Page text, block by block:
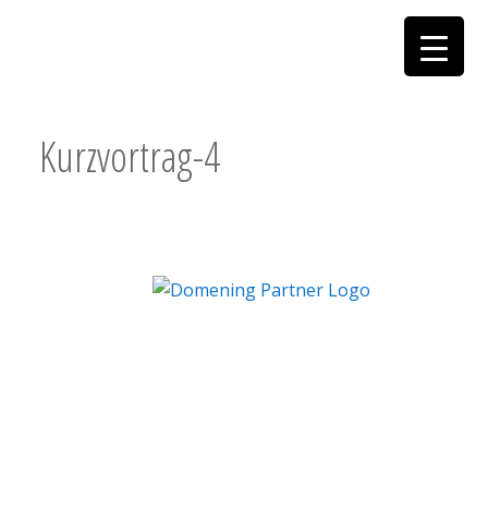
Kurzvortrag-4